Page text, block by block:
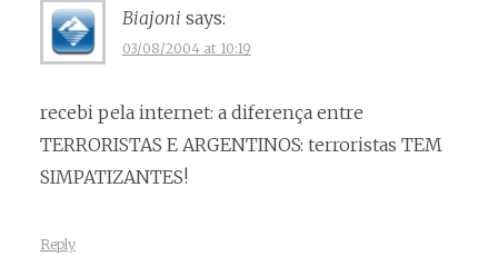
Biajoni says:
03/08/2004 at 10:19
recebi pela internet: a diferença entre
TERRORISTAS E ARGENTINOS: terroristas TEM
SIMPATIZANTES!
Reply